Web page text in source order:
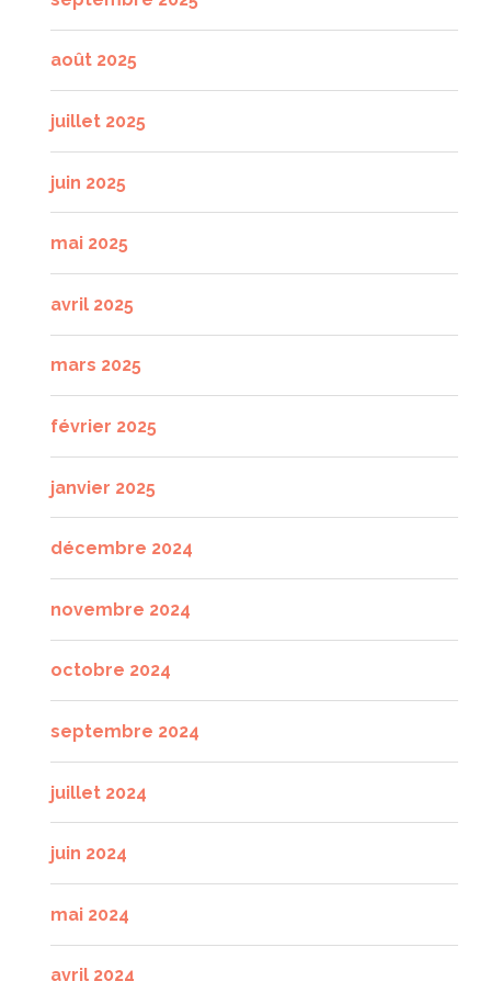
août 2025
juillet 2025
juin 2025
mai 2025
avril 2025
mars 2025
février 2025
janvier 2025
décembre 2024
novembre 2024
octobre 2024
septembre 2024
juillet 2024
juin 2024
mai 2024
avril 2024